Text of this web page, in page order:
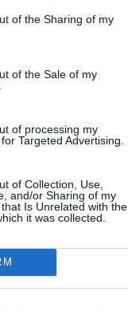
of the Sharing of my
of the Sale of my
of processing my
Targeted Advertising.
of Collection, Use,
and/or Sharing of my
Is Unrelated with the
it was collected.